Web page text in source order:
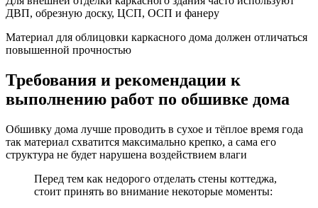
ДВП, обрезную доску, ЦСП, ОСП и фанеру
Материал для облицовки каркасного дома должен отличаться
повышенной прочностью
Требования и рекомендации к
выполнению работ по обшивке дома
Обшивку дома лучше проводить в сухое и тёплое время года
так материал схватится максимально крепко, а сама его
структура не будет нарушена воздействием влаги
Перед тем как недорого отделать стены коттеджа,
стоит принять во внимание некоторые моменты: